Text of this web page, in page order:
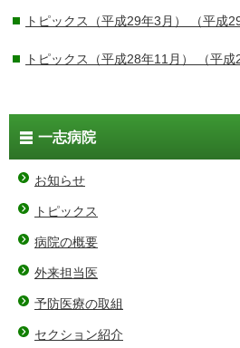
トピックス（平成29年3月） （平成
トピックス（平成28年11月） （平成
一志病院
お知らせ
トピックス
病院の概要
外来担当医
予防医療の取組
セクション紹介